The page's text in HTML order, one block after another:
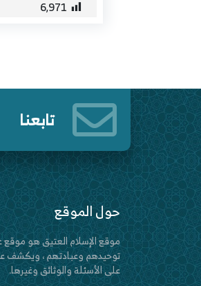
6٬971
تابعنا
حول الموقع
موقع الإسلام العتيق هو
توحيدهم وعبادتهم ، ويكشف
على الأسئلة والوثائق وغيرها.